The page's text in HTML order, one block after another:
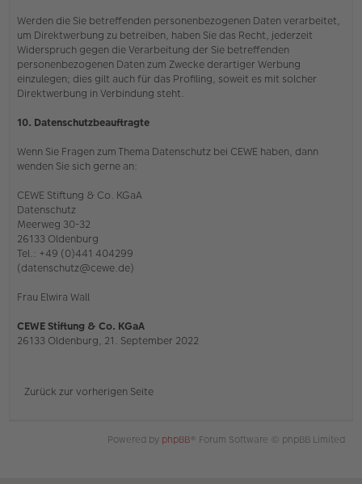
Werden die Sie betreffenden personenbezogenen Daten verarbeitet,
um Direktwerbung zu betreiben, haben Sie das Recht, jederzeit
Widerspruch gegen die Verarbeitung der Sie betreffenden
personenbezogenen Daten zum Zwecke derartiger Werbung
einzulegen; dies gilt auch für das Profiling, soweit es mit solcher
Direktwerbung in Verbindung steht.
10. Datenschutzbeauftragte
Wenn Sie Fragen zum Thema Datenschutz bei CEWE haben, dann
wenden Sie sich gerne an:
CEWE Stiftung & Co. KGaA
Datenschutz
Meerweg 30-32
26133 Oldenburg
Tel.: +49 (0)441 404299
(datenschutz@cewe.de)
Frau Elwira Wall
CEWE Stiftung & Co. KGaA
26133 Oldenburg, 21. September 2022
Zurück zur vorherigen Seite
Powered by phpBB® Forum Software © phpBB Limited